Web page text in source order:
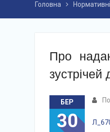
Головна
Про
БЕР
30